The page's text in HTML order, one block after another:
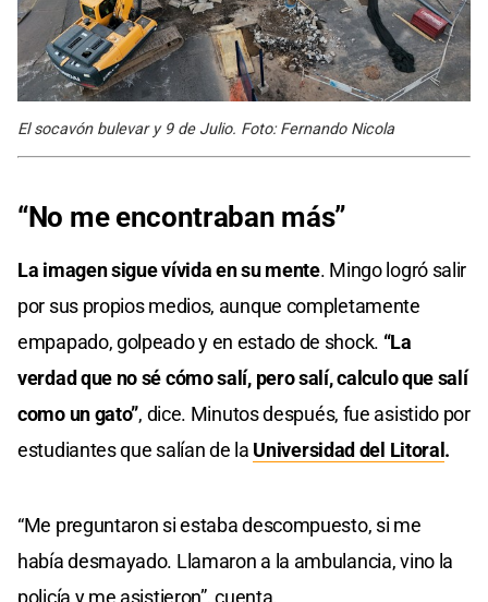
El socavón bulevar y 9 de Julio. Foto: Fernando Nicola
“No me encontraban más”
La imagen sigue vívida en su mente. Mingo logró salir
por sus propios medios, aunque completamente
empapado, golpeado y en estado de shock. “La
verdad que no sé cómo salí, pero salí, calculo que salí
como un gato”, dice. Minutos después, fue asistido por
estudiantes que salían de la Universidad del Litoral.
“Me preguntaron si estaba descompuesto, si me
había desmayado. Llamaron a la ambulancia, vino la
policía y me asistieron”, cuenta.